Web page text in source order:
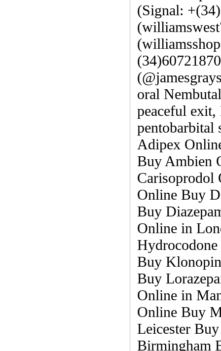
(Signal:
oral
peaceful
pentobarbital
Adipex
Buy Ambien
Carisoprodol
Online Buy
Buy
Online in
Buy
Buy
Online in
Online Buy
Leicester
Birmingham